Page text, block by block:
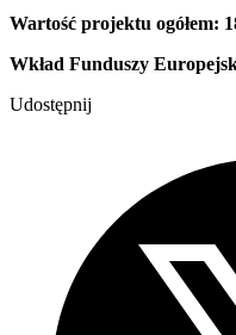
Wartość projektu ogółem:
Wkład Funduszy
Udostępnij